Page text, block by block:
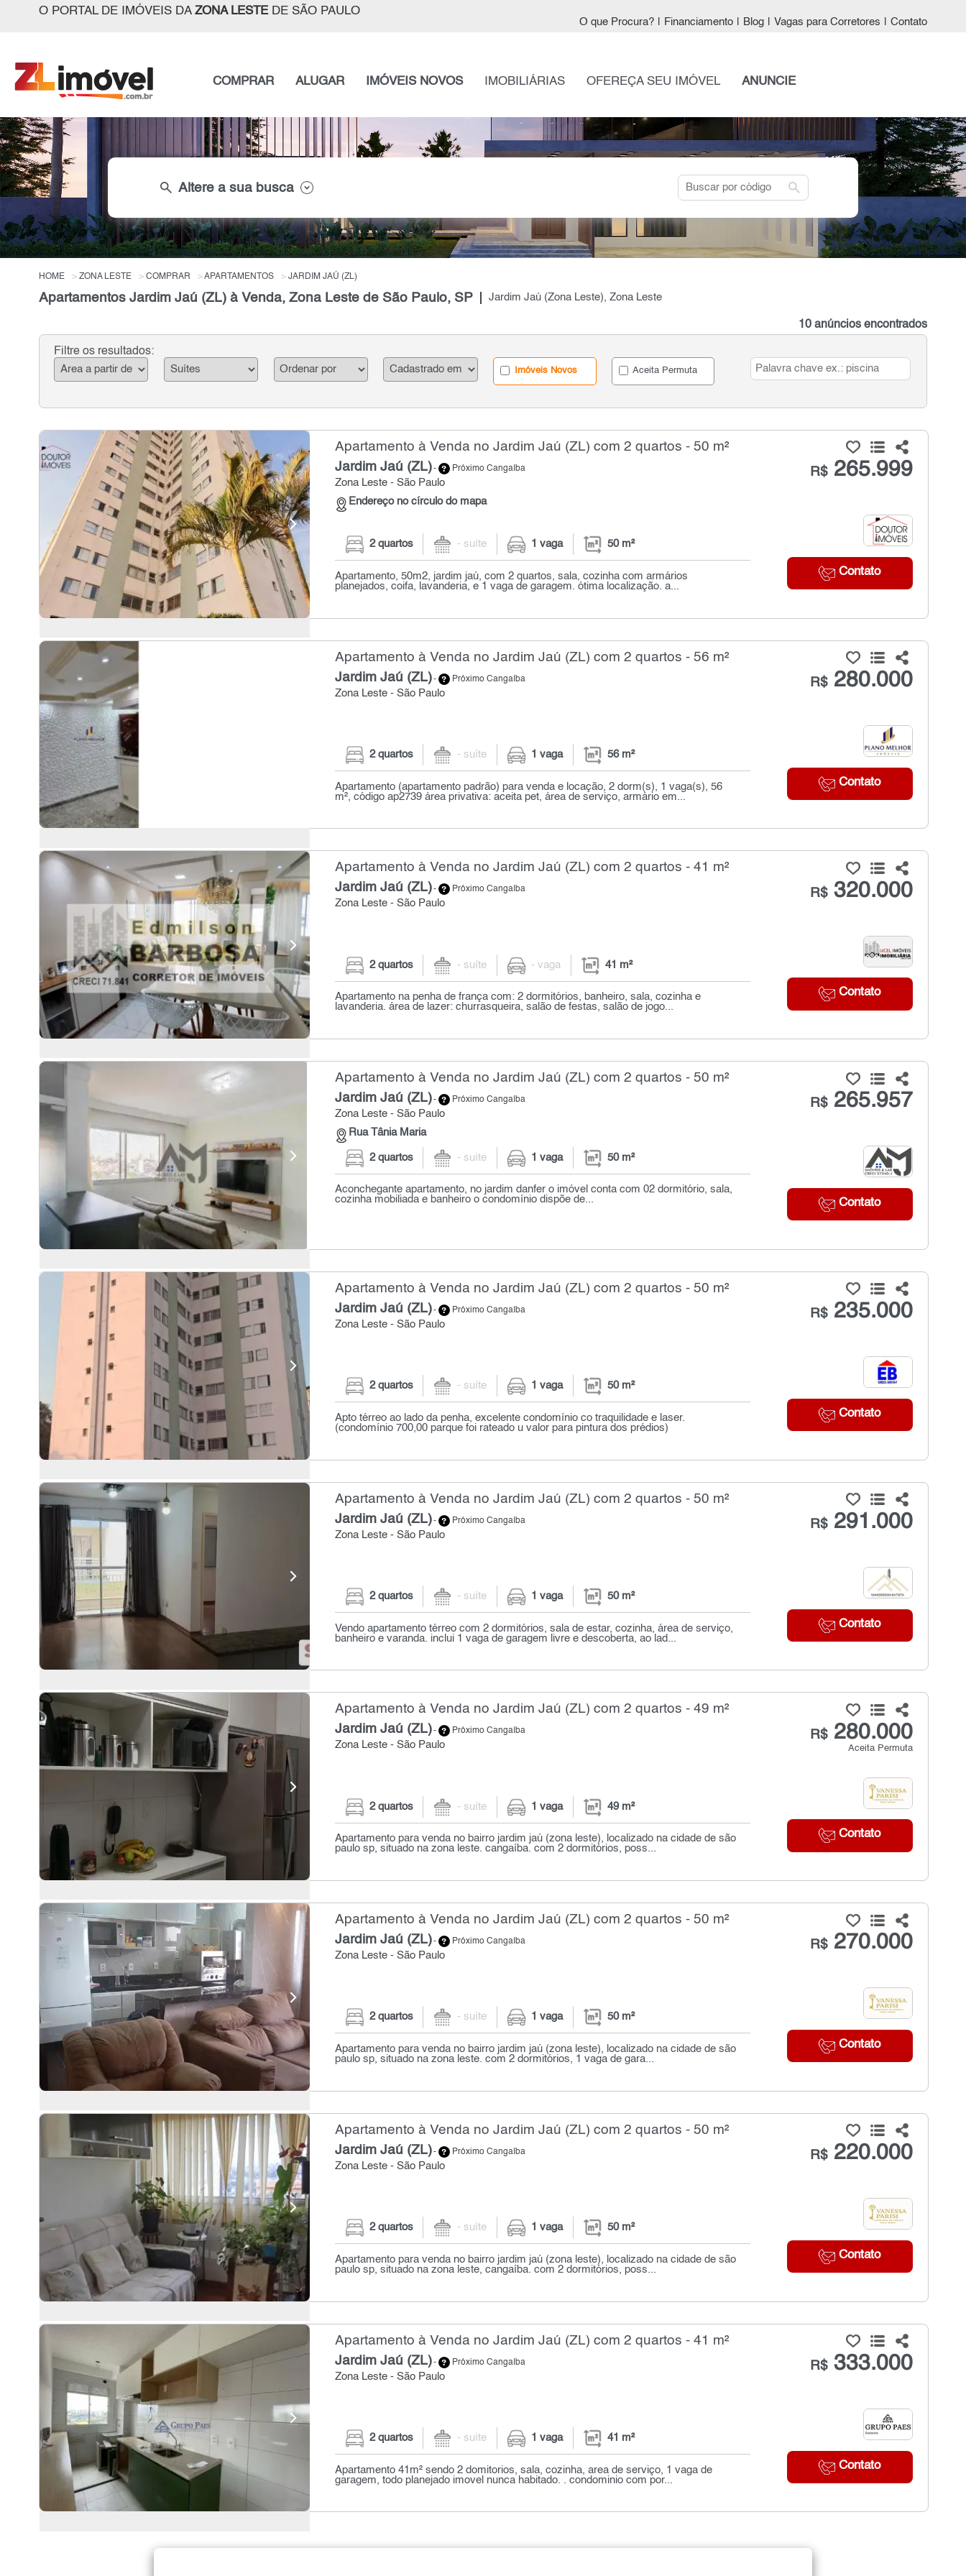
O PORTAL DE IMÓVEIS DA ZONA LESTEDE SÃO PAULO
O que Procura? Financiamento Blog Vagas para Corretores Contato
COMPRAR ALUGAR IMÓVEIS NOVOS IMOBILIÁRIAS OFEREÇA SEU IMÓVEL ANUNCIE
search Altere a sua busca search
HOME ZONA LESTE COMPRAR APARTAMENTOS JARDIM JAÚ (ZL)
Apartamentos Jardim Jaú (ZL) à Venda, Zona Leste de São Paulo, SP Jardim Jaú (Zona Leste), Zona Leste
10 anúncios encontrados
Filtre os resultados:
Imóveis Novos Aceita Permuta
Apartamento à Venda no Jardim Jaú (ZL) com 2 quartos - 50 m²
Jardim Jaú (ZL)- Próximo Cangaíba
Zona Leste - São Paulo
Endereço no círculo do mapa
R$265.999
Contato
2 quartos - suíte 1 vaga 50 m²
Apartamento, 50m2, jardim jaú, com 2 quartos, sala, cozinha com armários
planejados, coifa, lavanderia, e 1 vaga de garagem. ótima localização. a...
Apartamento à Venda no Jardim Jaú (ZL) com 2 quartos - 56 m²
Jardim Jaú (ZL)- Próximo Cangaíba
Zona Leste - São Paulo
R$280.000
Contato
2 quartos - suíte 1 vaga 56 m²
Apartamento (apartamento padrão) para venda e locação, 2 dorm(s), 1 vaga(s), 56
m², código ap2739 área privativa: aceita pet, área de serviço, armário em...
Apartamento à Venda no Jardim Jaú (ZL) com 2 quartos - 41 m²
Jardim Jaú (ZL)- Próximo Cangaíba
Zona Leste - São Paulo
R$320.000
Contato
2 quartos - suíte - vaga 41 m²
Apartamento na penha de frança com: 2 dormitórios, banheiro, sala, cozinha e
lavanderia. área de lazer: churrasqueira, salão de festas, salão de jogo...
Apartamento à Venda no Jardim Jaú (ZL) com 2 quartos - 50 m²
Jardim Jaú (ZL)- Próximo Cangaíba
Zona Leste - São Paulo
Rua Tânia Maria
R$265.957
Contato
2 quartos - suíte 1 vaga 50 m²
Aconchegante apartamento, no jardim danfer o imóvel conta com 02 dormitório, sala,
cozinha mobiliada e banheiro o condomínio dispõe de...
Apartamento à Venda no Jardim Jaú (ZL) com 2 quartos - 50 m²
Jardim Jaú (ZL)- Próximo Cangaíba
Zona Leste - São Paulo
R$235.000
Contato
2 quartos - suíte 1 vaga 50 m²
Apto térreo ao lado da penha, excelente condomínio co traquilidade e laser.
(condomínio 700,00 parque foi rateado u valor para pintura dos prédios)
Apartamento à Venda no Jardim Jaú (ZL) com 2 quartos - 50 m²
Jardim Jaú (ZL)- Próximo Cangaíba
Zona Leste - São Paulo
R$291.000
Contato
2 quartos - suíte 1 vaga 50 m²
Vendo apartamento térreo com 2 dormitórios, sala de estar, cozinha, área de serviço,
banheiro e varanda. inclui 1 vaga de garagem livre e descoberta, ao lad...
Apartamento à Venda no Jardim Jaú (ZL) com 2 quartos - 49 m²
Jardim Jaú (ZL)- Próximo Cangaíba
Zona Leste - São Paulo
R$280.000
Aceita Permuta
Contato
2 quartos - suíte 1 vaga 49 m²
Apartamento para venda no bairro jardim jaú (zona leste), localizado na cidade de são
paulo sp, situado na zona leste. cangaíba. com 2 dormitórios, poss...
Apartamento à Venda no Jardim Jaú (ZL) com 2 quartos - 50 m²
Jardim Jaú (ZL)- Próximo Cangaíba
Zona Leste - São Paulo
R$270.000
Contato
2 quartos - suíte 1 vaga 50 m²
Apartamento para venda no bairro jardim jaú (zona leste), localizado na cidade de são
paulo sp, situado na zona leste. com 2 dormitórios, 1 vaga de gara...
Apartamento à Venda no Jardim Jaú (ZL) com 2 quartos - 50 m²
Jardim Jaú (ZL)- Próximo Cangaíba
Zona Leste - São Paulo
R$220.000
Contato
2 quartos - suíte 1 vaga 50 m²
Apartamento para venda no bairro jardim jaú (zona leste), localizado na cidade de são
paulo sp, situado na zona leste, cangaíba. com 2 dormitórios, poss...
Apartamento à Venda no Jardim Jaú (ZL) com 2 quartos - 41 m²
Jardim Jaú (ZL)- Próximo Cangaíba
Zona Leste - São Paulo
R$333.000
Contato
2 quartos - suíte 1 vaga 41 m²
Apartamento 41m² sendo 2 domitorios, sala, cozinha, area de serviço, 1 vaga de
garagem, todo planejado imovel nunca habitado. . condominio com por...